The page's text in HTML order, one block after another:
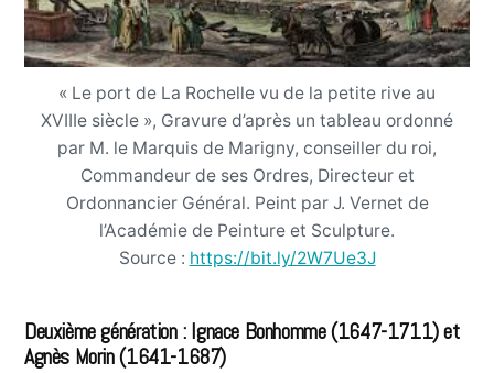
« Le port de La Rochelle vu de la petite rive au
XVIIIe siècle », Gravure d’après un tableau ordonné
par M. le Marquis de Marigny, conseiller du roi,
Commandeur de ses Ordres, Directeur et
Ordonnancier Général. Peint par J. Vernet de
l’Académie de Peinture et Sculpture.
Source : https://bit.ly/2W7Ue3J
Deuxième génération : Ignace Bonhomme (1647-1711) et
Agnès Morin (1641-1687)